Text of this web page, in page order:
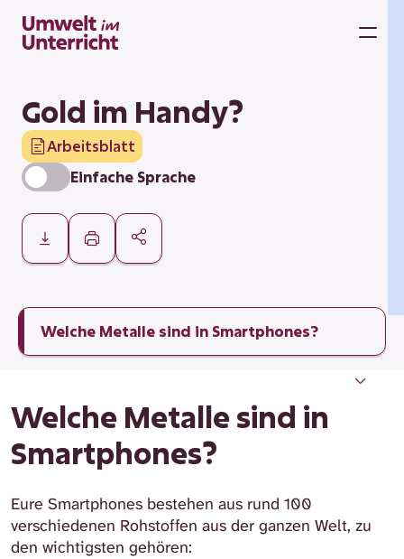
Inhalt
springen
Gold im Handy?
Arbeitsblatt
Einfache Sprache
Welche Metalle sind in Smartphones?
Welche Metalle sind in
Smartphones?
Eure Smartphones bestehen aus rund 100
verschiedenen Rohstoffen aus der ganzen Welt, zu
den wichtigsten gehören: